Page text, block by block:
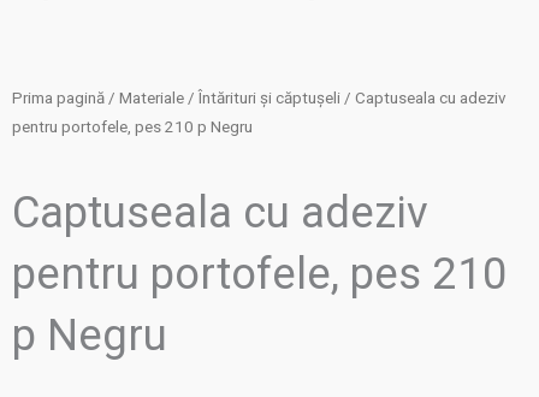
Prima pagină / Materiale / Întărituri și căptușeli / Captuseala cu adeziv
pentru portofele, pes 210 p Negru
Captuseala cu adeziv
pentru portofele, pes 210
p Negru